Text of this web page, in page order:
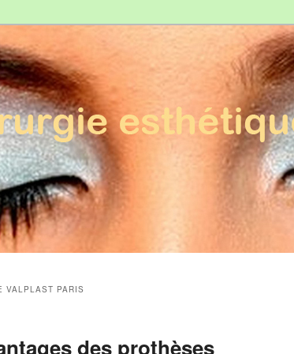
en France
VALPLAST PARIS
des prothèses